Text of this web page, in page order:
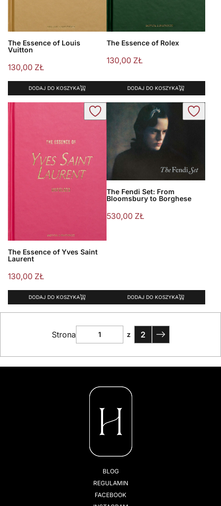
The Essence of Louis
Vuitton
130,00 ZŁ
DODAJ DO KOSZYKA
The Essence of Rolex
130,00 ZŁ
DODAJ DO KOSZYKA
The Essence of Yves Saint
Laurent
130,00 ZŁ
DODAJ DO KOSZYKA
The Fendi Set: From
Bloomsbury to Borghese
530,00 ZŁ
DODAJ DO KOSZYKA
Strona z 2
BLOG
REGULAMIN
FACEBOOK